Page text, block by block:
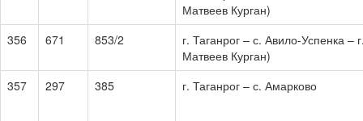
Матвеев Курган)
356
671 853/2
г. Таганрог – с. Авило-Успенка –
Матвеев Курган)
357
297 385 г. Таганрог – с. Амарково